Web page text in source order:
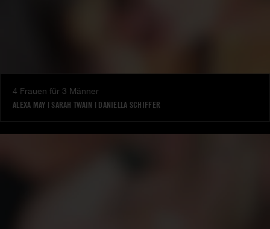
4 Frauen für 3 Männer
ALEXA MAY | SARAH TWAIN | DANIELLA SCHIFFER